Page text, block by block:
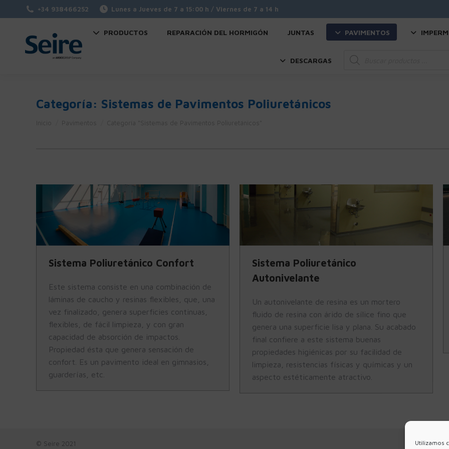
Utilizamos
+34 938466252 Lunes a Jueves de 7 a 15:00 h / Viernes de 7 a 14 h
PRODUCTOS REPARACIÓN DEL HORMIGÓN JUNTAS PAVIMENTOS
DESCARGAS
Búsqueda
de
Categoría: Sistemas de Pavimentos Poliuretánicos
Sistema Poliuretánico Confort
Este sistema consiste en una combinación de
láminas de caucho y resinas flexibles, que, una
vez finalizado, genera superficies continuas,
flexibles, de fácil limpieza, y con gran
capacidad de absorción de impactos.
Propiedad ésta que genera sensación de
confort. Es un pavimento ideal en gimnasios,
guarderías, etc.
Sistema Poliuretánico
Autonivelante
Un autonivelante de resina es un mortero
fluido de resina con árido de sílice fino que
genera una superficie lisa y plana. Su acabado
final confiere a este sistema buenas
propiedades higiénicas por su facilidad de
limpieza, resistencias físicas y químicas y un
aspecto estéticamente atractivo.
© Seire 2021